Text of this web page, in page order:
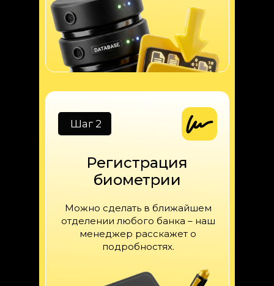
Можно сделать в ближайшем
отделении любого банка – наш
менеджер расскажет о
подробностях.
Шаг 2
Регистрация
биометрии